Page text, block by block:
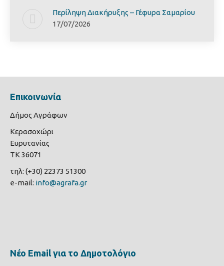
Περίληψη Διακήρυξης – Γέφυρα Σαμαρίoυ
17/07/2026
Επικοινωνία
Δήμος Αγράφων
Κερασοχώρι
Ευρυτανίας
ΤΚ 36071
τηλ: (+30) 22373 51300
e-mail: info@agrafa.gr
Νέο Email για το Δημοτολόγιο